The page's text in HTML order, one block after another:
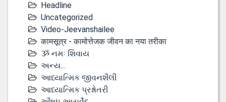
Headline
Uncategorized
Video-Jeevanshailee
कामसूत्र - कामोत्तेजक जीवन का नया तरीका
ૐ નમઃ શિવાય
અન્ય...
આધ્યાત્મિક જીવનશૈલી
આધ્યાત્મિક પ્રશ્નોતરી